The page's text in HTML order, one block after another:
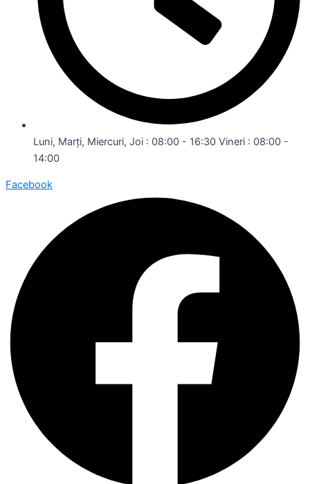
Luni, Marți, Miercuri, Joi : 08:00 - 16:30 Vineri : 08:00 -
14:00
Facebook